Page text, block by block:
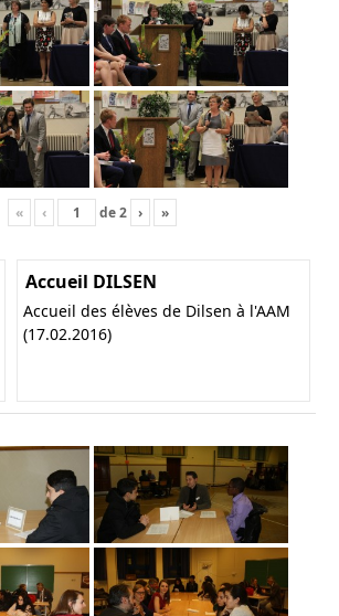
« ‹ de2 › »
Accueil DILSEN
Accueil des élèves de Dilsen à l'AAM
(17.02.2016)